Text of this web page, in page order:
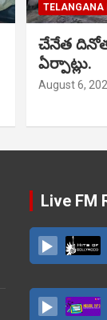
TELANGANA
చేనేత
ఏర్పాట్లు.
August 6,
Live FM